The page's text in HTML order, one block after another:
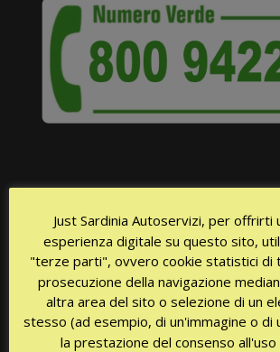
ПОДАТЬ СРАЗУ ЖЕ ТАКСИ?
Доступность 24/24 часа каждый день!
Just Sardinia Autoservizi, per offrirti
esperienza digitale su questo sito,
"terze parti", ovvero cookie statistici di
prosecuzione della navigazione
altra area del sito o selezione di un
stesso (ad esempio, di un'immagine o di
la prestazione del consenso all'uso